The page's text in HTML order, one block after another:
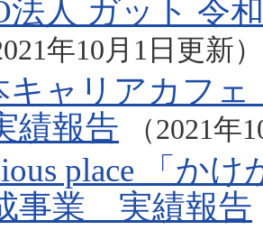
法人 ガット 令
年10月1日更新）
キャリアカフ
報告
（2021年
place 「か
事業 実績報告